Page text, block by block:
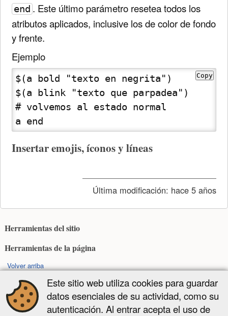
end . Este último parámetro resetea todos los
atributos aplicados, inclusive los de color de fondo
y frente.
Ejemplo
$(a bold "texto en negrita")
$(a blink "texto que parpadea")
# volvemos al estado normal
a end
Copy
Insertar emojis, íconos y líneas
Última modificación: hace 5 años
Herramientas del sitio
Herramientas de la página
Volver arriba
Excepto donde se indique lo contrario, el contenido de este wiki esta sujeto a
la siguiente licencia:
CC Attribution-Share Alike 4.0 International
Este sitio web utiliza cookies para guardar
datos esenciales de su actividad, como su
autenticación. Al entrar acepta el uso de